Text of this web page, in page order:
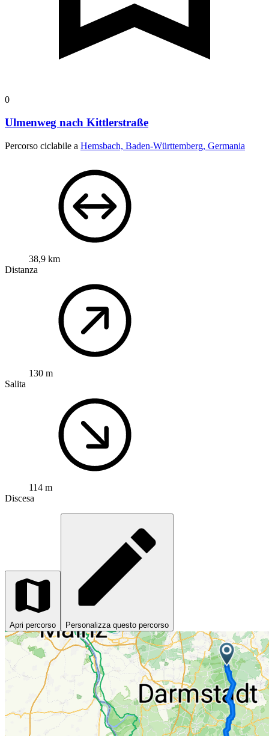
0
Ulmenweg nach Kittlerstraße
Percorso ciclabile a Hemsbach, Baden-Württemberg, Germania
38,9 km
Distanza
130 m
Salita
114 m
Discesa
Apri percorso Personalizza questo percorso